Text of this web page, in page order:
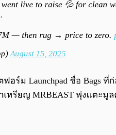
live to raise 💦 for clean
— then rug → price to zero.
August 15, 2025
ร์ม Launchpad ชื่อ Bags
หรียญ MRBEAST พุ่งแตะมู